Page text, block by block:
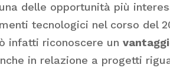
delle opportunità più
tecnologici nel corso del
infatti riconoscere un
in relazione a progetti